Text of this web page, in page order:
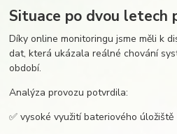
Situace po dvou letech
Díky online monitoringu jsme měli k
dat, která ukázala reálné chování
období.
Analýza provozu potvrdila:
✅ vysoké využití bateriového úložiště